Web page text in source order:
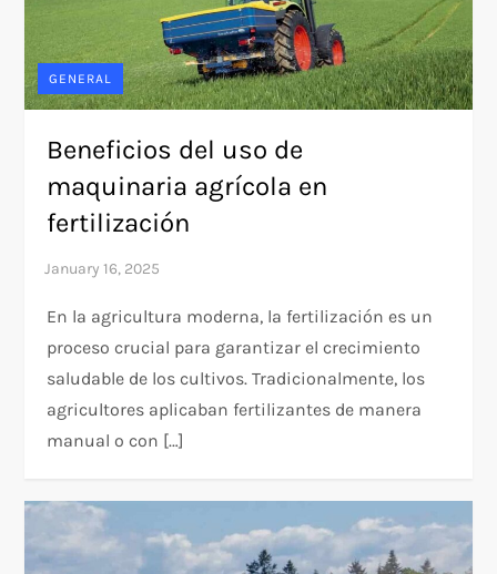
GENERAL
Beneficios del uso de
maquinaria agrícola en
fertilización
En la agricultura moderna, la fertilización es un
proceso crucial para garantizar el crecimiento
saludable de los cultivos. Tradicionalmente, los
agricultores aplicaban fertilizantes de manera
manual o con […]